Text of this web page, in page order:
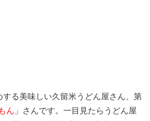
する美味しい久留米うどん屋さん、第
ん 」さんです。一目見たらうどん屋